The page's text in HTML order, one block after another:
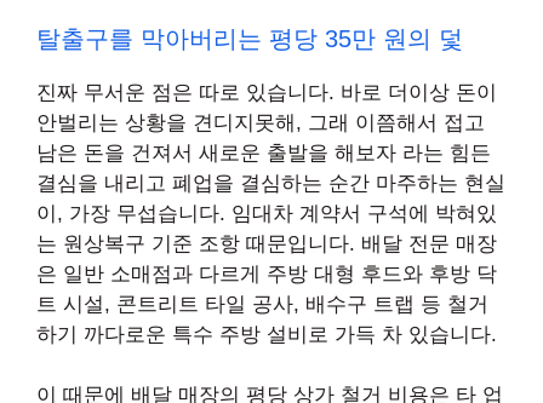
탈출구를 막아버리는 평당 35만 원의 덫
진짜 무서운 점은 따로 있습니다. 바로 더이상 돈이
안벌리는 상황을 견디지못해, 그래 이쯤해서 접고
남은 돈을 건져서 새로운 출발을 해보자 라는 힘든
결심을 내리고 폐업을 결심하는 순간 마주하는 현실
이, 가장 무섭습니다. 임대차 계약서 구석에 박혀있
는 원상복구 기준 조항 때문입니다. 배달 전문 매장
은 일반 소매점과 다르게 주방 대형 후드와 후방 닥
트 시설, 콘트리트 타일 공사, 배수구 트랩 등 철거
하기 까다로운 특수 주방 설비로 가득 차 있습니다.
이 때문에 배달 매장의 평당 상가 철거 비용은 타 업